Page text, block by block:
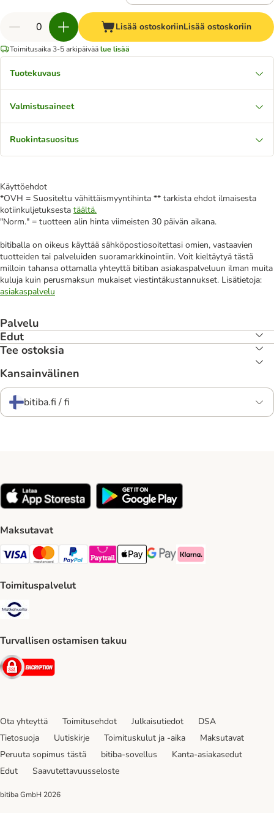
Lisää ostoskoriinLisää ostoskoriin
Toimitusaika 3-5 arkipäiväälue lisää
Tuotekuvaus
Valmistusaineet
Ruokintasuositus
Käyttöehdot
*OVH = Suositeltu vähittäismyyntihinta ** tarkista ehdot ilmaisesta
kotiinkuljetuksesta täältä.
"Norm." = tuotteen alin hinta viimeisten 30 päivän aikana.
bitiballa on oikeus käyttää sähköpostiosoitettasi omien, vastaavien
tuotteiden tai palveluiden suoramarkkinointiin. Voit kieltäytyä tästä
milloin tahansa ottamalla yhteyttä bitiban asiakaspalveluun ilman muita
kuluja kuin perusmaksun mukaiset viestintäkustannukset. Lisätietoja:
asiakaspalvelu
Palvelu
Edut
Tee ostoksia
Kansainvälinen
bitiba.fi / fi
Maksutavat
VISA Payment Method
Mastercard Payment Method
Paypal Payment Method
Paytrail Payment Method
Apple Pay Payment Method
Google Pay Payment Method
Klarna Payment Method
Toimituspalvelut
Turvallisen ostamisen takuu
Security
Ota yhteyttä Toimitusehdot Julkaisutiedot
DSA
Tietosuoja
Uutiskirje Toimituskulut ja -aika
Maksutavat
Peruuta sopimus tästä
bitiba-sovellus
Kanta-asiakasedut
Edut
Saavutettavuusseloste
bitiba GmbH 2026